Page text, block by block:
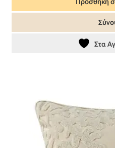
ΠΙΣΤΟΠΟΙΗΣΕΙΣ ΧΑΛΙΩΝ
Ραντεβού
Στα